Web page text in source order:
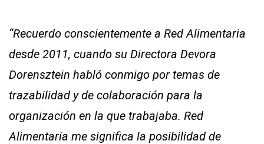
“Recuerdo conscientemente a Red Alimentaria
desde 2011, cuando su Directora Devora
Dorensztein habló conmigo por temas de
trazabilidad y de colaboración para la
organización en la que trabajaba. Red
Alimentaria me significa la posibilidad de